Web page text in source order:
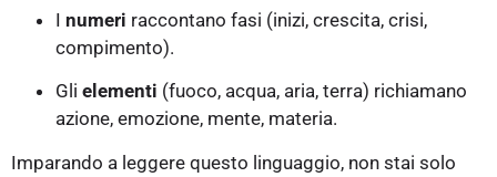
I numeri raccontano fasi (inizi, crescita, crisi,
compimento).
Gli elementi (fuoco, acqua, aria, terra) richiamano
azione, emozione, mente, materia.
Imparando a leggere questo linguaggio, non stai solo